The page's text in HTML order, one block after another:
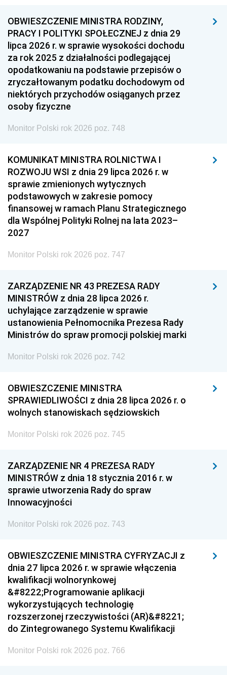
OBWIESZCZENIE MINISTRA RODZINY,
PRACY I POLITYKI SPOŁECZNEJ z dnia 29
lipca 2026 r. w sprawie wysokości dochodu
za rok 2025 z działalności podlegającej
opodatkowaniu na podstawie przepisów o
zryczałtowanym podatku dochodowym od
niektórych przychodów osiąganych przez
osoby fizyczne
Monitor Polski rok 2026 poz. 748
KOMUNIKAT MINISTRA ROLNICTWA I
ROZWOJU WSI z dnia 29 lipca 2026 r. w
sprawie zmienionych wytycznych
podstawowych w zakresie pomocy
finansowej w ramach Planu Strategicznego
dla Wspólnej Polityki Rolnej na lata 2023–
2027
Monitor Polski rok 2026 poz. 747
ZARZĄDZENIE NR 43 PREZESA RADY
MINISTRÓW z dnia 28 lipca 2026 r.
uchylające zarządzenie w sprawie
ustanowienia Pełnomocnika Prezesa Rady
Ministrów do spraw promocji polskiej marki
Monitor Polski rok 2026 poz. 742
OBWIESZCZENIE MINISTRA
SPRAWIEDLIWOŚCI z dnia 28 lipca 2026 r. o
wolnych stanowiskach sędziowskich
Monitor Polski rok 2026 poz. 745
ZARZĄDZENIE NR 4 PREZESA RADY
MINISTRÓW z dnia 18 stycznia 2016 r. w
sprawie utworzenia Rady do spraw
Innowacyjności
Monitor Polski rok 2026 poz. 743
OBWIESZCZENIE MINISTRA CYFRYZACJI z
dnia 27 lipca 2026 r. w sprawie włączenia
kwalifikacji wolnorynkowej
&#8222;Programowanie aplikacji
wykorzystujących technologię
rozszerzonej rzeczywistości (AR)&#8221;
do Zintegrowanego Systemu Kwalifikacji
Monitor Polski rok 2026 poz. 766